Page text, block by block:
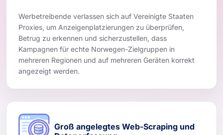
Werbetreibende verlassen sich auf Vereinigte Staaten
Proxies, um Anzeigenplatzierungen zu überprüfen,
Betrug zu erkennen und sicherzustellen, dass
Kampagnen für echte Norwegen-Zielgruppen in
mehreren Regionen und auf mehreren Geräten korrekt
angezeigt werden.
Groß angelegtes Web-Scraping und